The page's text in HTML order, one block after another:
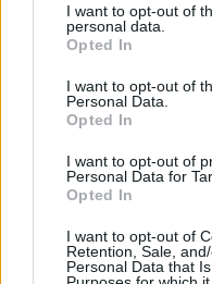
not limited to your visit or
grant or deny consent to
use your data for below
consent section.
I want to opt-out of
personal data.
Opted In
I want to opt-out of
Personal Data.
Opted In
I want to opt-out of
Personal Data for
Opted In
I want to opt-out of
Retention, Sale,
Personal Data that
Ταυτόχρονα top
περιμένουν να τις
benedict και carrot
τις απολαύσεις που
Άνω Μεράς!
Τα δύο νέα
μεταφέρουν και στη